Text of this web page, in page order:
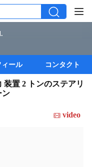
ィール コンタクト
装置 2 トンのステアリ
ン
video